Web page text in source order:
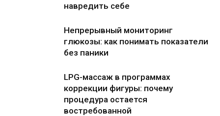
навредить себе
Непрерывный мониторинг
глюкозы: как понимать показатели
без паники
LPG-массаж в программах
коррекции фигуры: почему
процедура остается
востребованной